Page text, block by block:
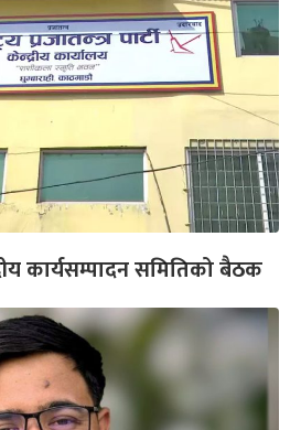
कार्यसम्पादन समितिको बैठक